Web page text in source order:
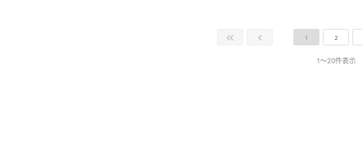
1 2
1〜20件表示